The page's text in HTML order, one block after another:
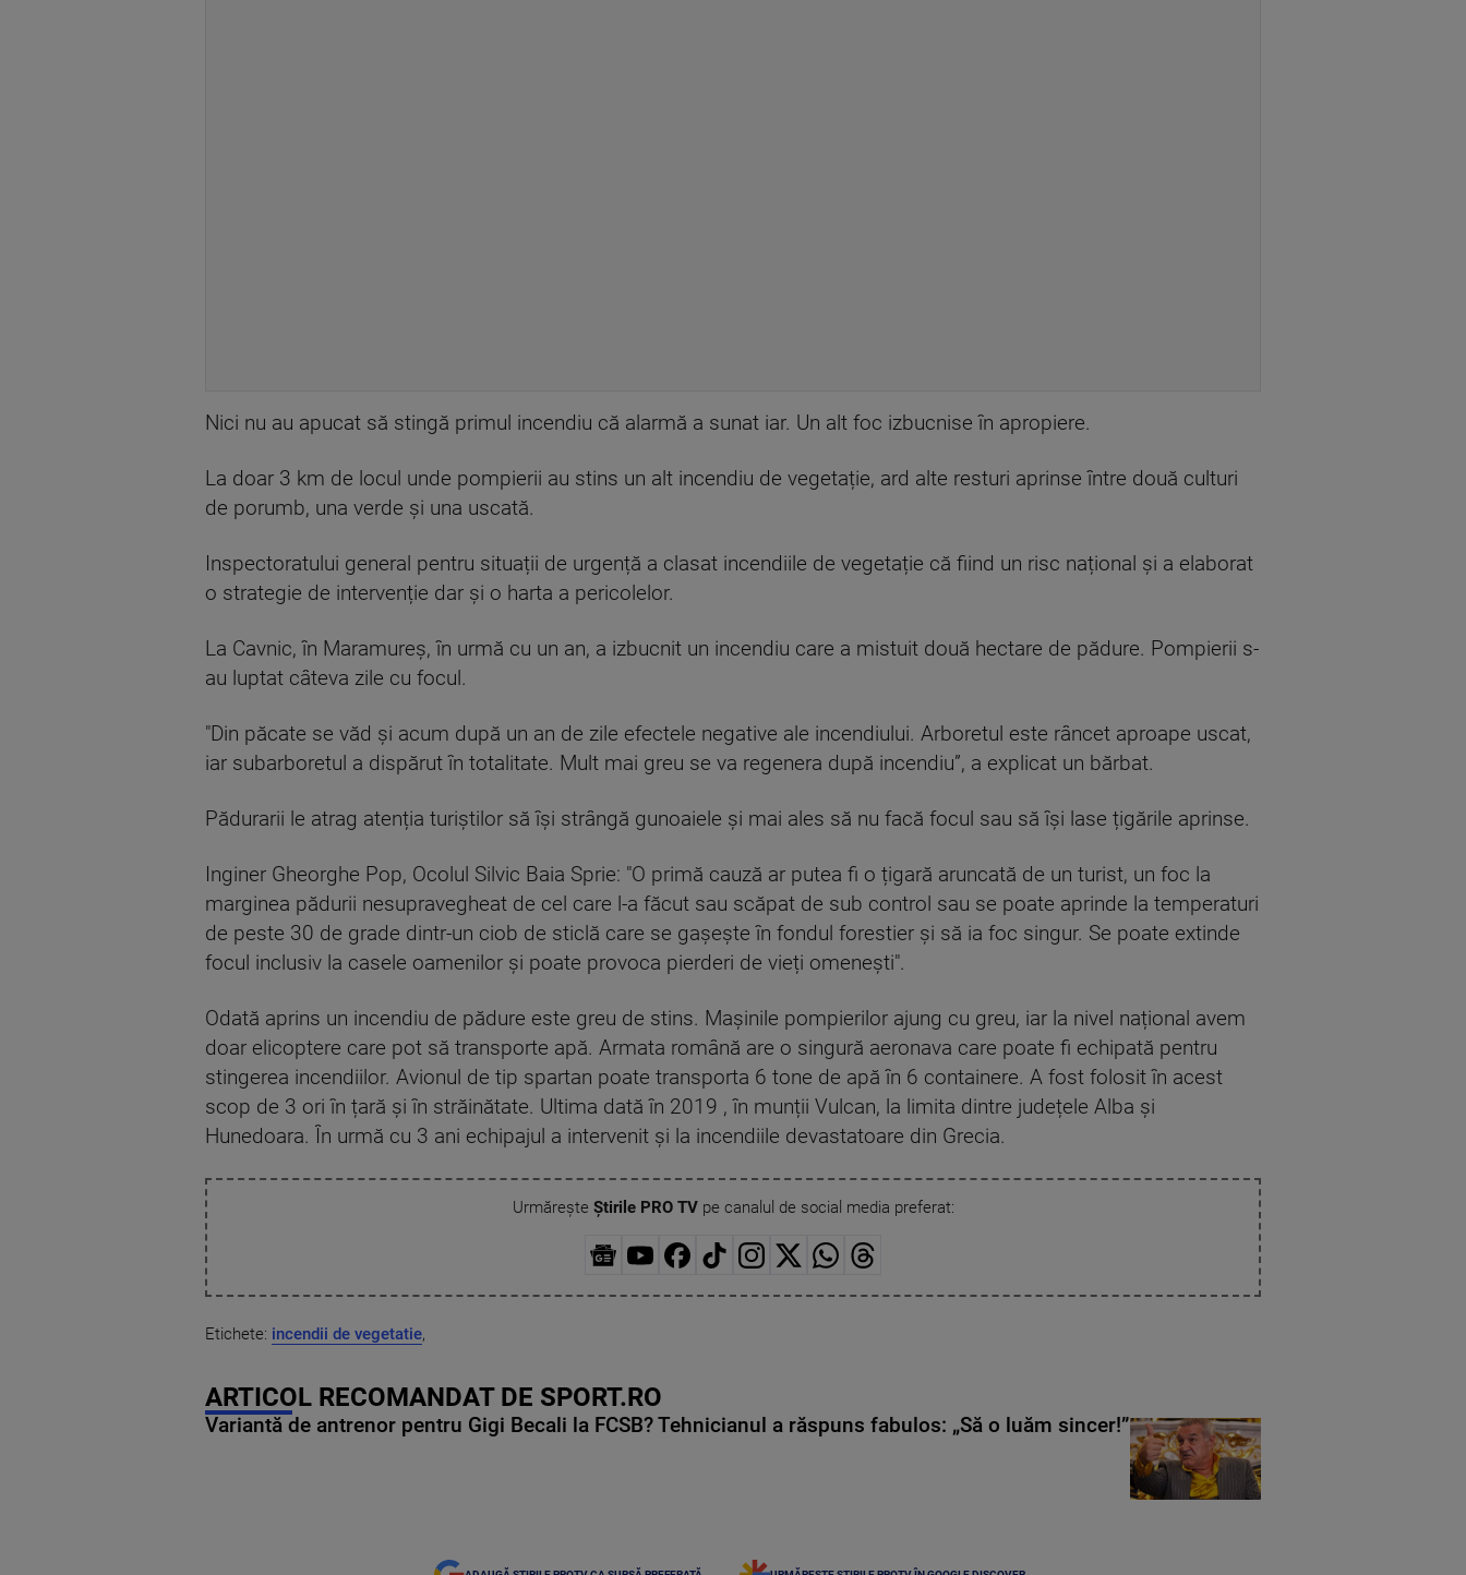
Nici nu au apucat să stingă primul incendiu că alarmă a sunat iar. Un alt foc izbucnise în apropiere.
La doar 3 km de locul unde pompierii au stins un alt incendiu de vegetație, ard alte resturi aprinse între două culturi
de porumb, una verde și una uscată.
Inspectoratului general pentru situații de urgență a clasat incendiile de vegetație că fiind un risc național și a elaborat
o strategie de intervenție dar și o harta a pericolelor.
La Cavnic, în Maramureș, în urmă cu un an, a izbucnit un incendiu care a mistuit două hectare de pădure. Pompierii s-
au luptat câteva zile cu focul.
"Din păcate se văd și acum după un an de zile efectele negative ale incendiului. Arboretul este râncet aproape uscat,
iar subarboretul a dispărut în totalitate. Mult mai greu se va regenera după incendiu”, a explicat un bărbat.
Pădurarii le atrag atenția turiștilor să își strângă gunoaiele și mai ales să nu facă focul sau să își lase țigările aprinse.
Inginer Gheorghe Pop, Ocolul Silvic Baia Sprie: "O primă cauză ar putea fi o țigară aruncată de un turist, un foc la
marginea pădurii nesupravegheat de cel care l-a făcut sau scăpat de sub control sau se poate aprinde la temperaturi
de peste 30 de grade dintr-un ciob de sticlă care se gașește în fondul forestier și să ia foc singur. Se poate extinde
focul inclusiv la casele oamenilor și poate provoca pierderi de vieți omenești".
Odată aprins un incendiu de pădure este greu de stins. Mașinile pompierilor ajung cu greu, iar la nivel național avem
doar elicoptere care pot să transporte apă. Armata română are o singură aeronava care poate fi echipată pentru
stingerea incendiilor. Avionul de tip spartan poate transporta 6 tone de apă în 6 containere. A fost folosit în acest
scop de 3 ori în țară și în străinătate. Ultima dată în 2019 , în munții Vulcan, la limita dintre județele Alba și
Hunedoara. În urmă cu 3 ani echipajul a intervenit și la incendiile devastatoare din Grecia.
Urmărește Știrile PRO TVpe canalul de social media preferat:
Etichete: incendii de vegetatie,
ARTICOL RECOMANDAT DE SPORT.RO
Variantă de antrenor pentru Gigi Becali la FCSB? Tehnicianul a răspuns fabulos: „Să o luăm sincer!”